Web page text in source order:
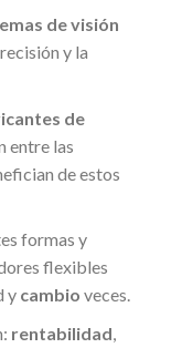
de visión
y la
de
entre las
de estos
formas y
flexibles
y cambio veces.
rentabilidad